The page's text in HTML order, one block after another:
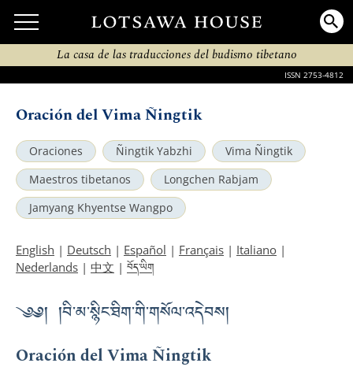
La casa de las traducciones del budismo tibetano
ISSN 2753-4812
Oración del Vima Ñingtik
Oraciones Ñingtik Yabzhi
Vima Ñingtik
Maestros tibetanos
Longchen Rabjam
Jamyang Khyentse Wangpo
English | Deutsch | Español | Français | Italiano |
Nederlands | 中文 | བོད་ཡིག
༄༅། །བི་མ་སྙིང་ཐིག་གི་གསོལ་འདེབས།
Oración del Vima Ñingtik